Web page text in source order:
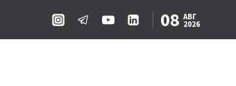
08 АВГ
2026